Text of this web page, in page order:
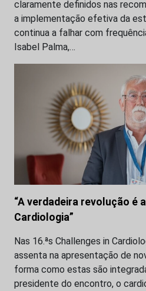
claramente definidos nas
a implementação efetiva da
continua a falhar com
Isabel Palma,…
“A verdadeira revolução é
Cardiologia”
Nas 16.ªs Challenges in
assenta na apresentação de
forma como estas são
presidente do encontro, o